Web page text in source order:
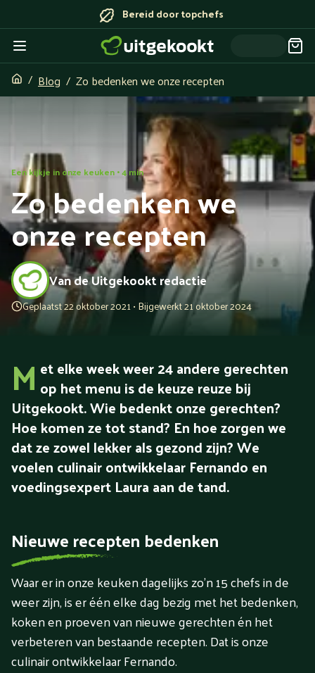
Bereid door topchefs
Blog Zo bedenken we onze recepten
Een kijkje in onze keuken • 4 min
Zo bedenken we
onze recepten
Van de Uitgekookt redactie
Geplaatst 22 oktober 2021 • Bijgewerkt 21 oktober 2024
M et elke week weer 24 andere gerechten
op het menu is de keuze reuze bij
Uitgekookt. Wie bedenkt onze gerechten?
Hoe komen ze tot stand? En hoe zorgen we
dat ze zowel lekker als gezond zijn? We
voelen culinair ontwikkelaar Fernando en
voedingsexpert Laura aan de tand.
Nieuwe recepten bedenken
Waar er in onze keuken dagelijks zo’n 15 chefs in de
weer zijn, is er één elke dag bezig met het bedenken,
koken en proeven van nieuwe gerechten én het
verbeteren van bestaande recepten. Dat is onze
culinair ontwikkelaar Fernando.